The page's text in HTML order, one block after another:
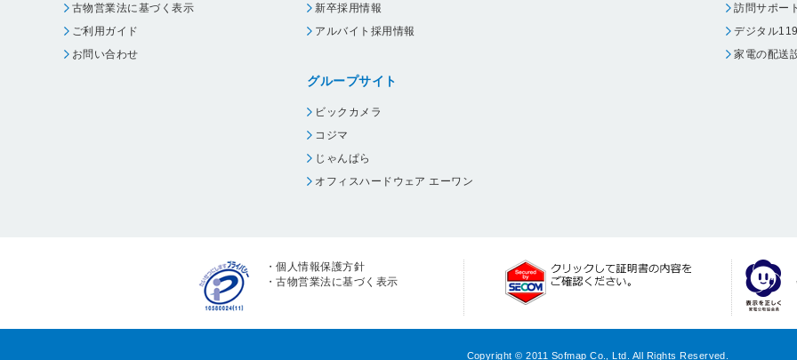
古物営業法に基づく表示
ご利用ガイド
お問い合わせ
新卒採用情報
アルバイト採用情報
グループサイト
ビックカメラ
コジマ
じゃんぱら
オフィスハードウェア エーワン
訪問サポー
デジタル
家電の配送
・個人情報保護方針
・古物営業法に基づく表示
Copyright © 2011 Sofmap Co., Ltd. All Rights Reserved.